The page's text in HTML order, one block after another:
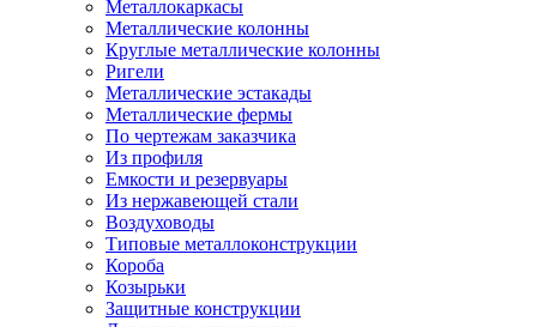
Металлокаркасы
Металлические колонны
Круглые металлические колонны
Ригели
Металлические эстакады
Металлические фермы
По чертежам заказчика
Из профиля
Емкости и резервуары
Из нержавеющей стали
Воздуховоды
Типовые металлоконструкции
Короба
Козырьки
Защитные конструкции